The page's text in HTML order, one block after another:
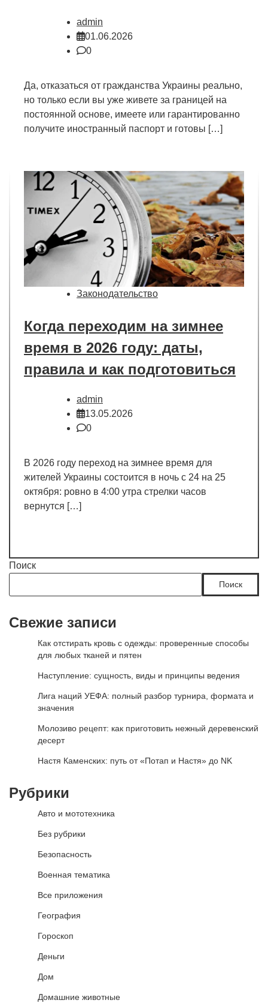
admin
01.06.2026
0
Да, отказаться от гражданства Украины реально,
но только если вы уже живете за границей на
постоянной основе, имеете или гарантированно
получите иностранный паспорт и готовы […]
Законодательство
Когда переходим на зимнее
время в 2026 году: даты,
правила и как подготовиться
admin
13.05.2026
0
В 2026 году переход на зимнее время для
жителей Украины состоится в ночь с 24 на 25
октября: ровно в 4:00 утра стрелки часов
вернутся […]
Поиск
Поиск
Свежие записи
Как отстирать кровь с одежды: проверенные способы
для любых тканей и пятен
Наступление: сущность, виды и принципы ведения
Лига наций УЕФА: полный разбор турнира, формата и
значения
Молозиво рецепт: как приготовить нежный деревенский
десерт
Настя Каменских: путь от «Потап и Настя» до NK
Рубрики
Авто и мототехника
Без рубрики
Безопасность
Военная тематика
Все приложения
География
Гороскоп
Деньги
Дом
Домашние животные